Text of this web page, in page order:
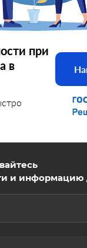
при
в
и информацию